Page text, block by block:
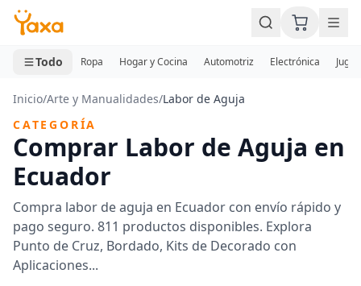
MINI CARRITO
0 productos
Todo Ropa Hogar y Cocina Automotriz Electrónica
Inicio/Arte y Manualidades/Labor de Aguja
CATEGORÍA
Comprar Labor de Aguja en
Ecuador
Compra labor de aguja en Ecuador con envío rápido y
pago seguro. 811 productos disponibles. Explora
Punto de Cruz, Bordado, Kits de Decorado con
Aplicaciones...